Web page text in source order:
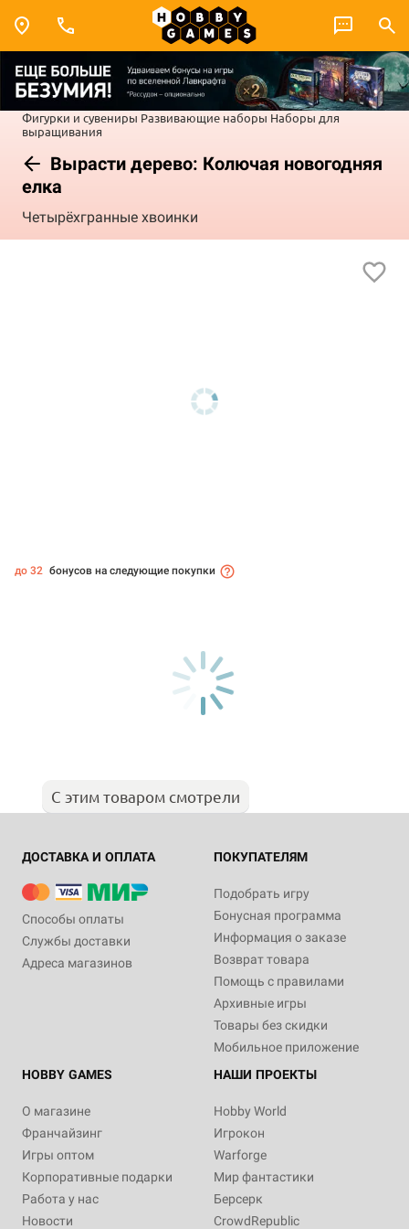
Фигурки и сувениры Развивающие наборы Наборы для
выращивания
Вырасти дерево: Колючая новогодняя
елка
Четырёхгранные хвоинки
до 32 бонусов на следующие покупки
С этим товаром смотрели
ДОСТАВКА И ОПЛАТА
Способы оплаты
Службы доставки
Адреса магазинов
ПОКУПАТЕЛЯМ
Подобрать игру
Бонусная программа
Информация о заказе
Возврат товара
Помощь с правилами
Архивные игры
Товары без скидки
Мобильное приложение
HOBBY GAMES
О магазине
Франчайзинг
Игры оптом
Корпоративные подарки
Работа у нас
Новости
НАШИ ПРОЕКТЫ
Hobby World
Игрокон
Warforge
Мир фантастики
Берсерк
CrowdRepublic